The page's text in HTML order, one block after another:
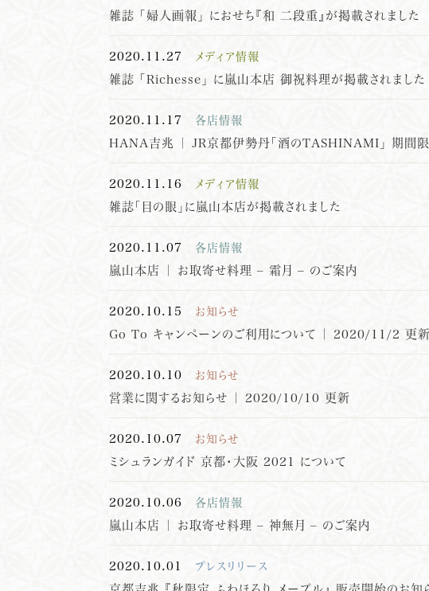
雑誌 「婦人画報｣ におせち『和 二段重』が掲載されました
2020.11.27 メディア情報
雑誌 「Richesse｣ に嵐山本店 御祝料理が掲載されました
2020.11.17 各店情報
HANA吉兆 ｜ JR京都伊勢丹「酒のTASHINAMI」 期間
2020.11.16 メディア情報
雑誌「目の眼」に嵐山本店が掲載されました
2020.11.07 各店情報
嵐山本店 ｜ お取寄せ料理 – 霜月 – のご案内
2020.10.15 お知らせ
Go To キャンペーンのご利用について ｜ 2020/11/2 更新
2020.10.10 お知らせ
営業に関するお知らせ ｜ 2020/10/10 更新
2020.10.07 お知らせ
ミシュランガイド 京都・大阪 2021 について
2020.10.06 各店情報
嵐山本店 ｜ お取寄せ料理 – 神無月 – のご案内
2020.10.01 プレスリリース